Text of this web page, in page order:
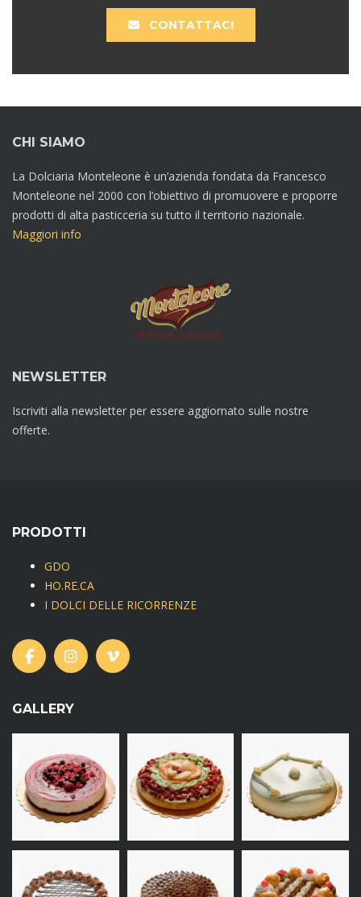
CONTATTACI
CHI SIAMO
La Dolciaria Monteleone è un’azienda fondata da Francesco
Monteleone nel 2000 con l’obiettivo di promuovere e proporre
prodotti di alta pasticceria su tutto il territorio nazionale.
Maggiori info
NEWSLETTER
Iscriviti alla newsletter per essere aggiornato sulle nostre
offerte.
PRODOTTI
GDO
HO.RE.CA
I DOLCI DELLE RICORRENZE
GALLERY